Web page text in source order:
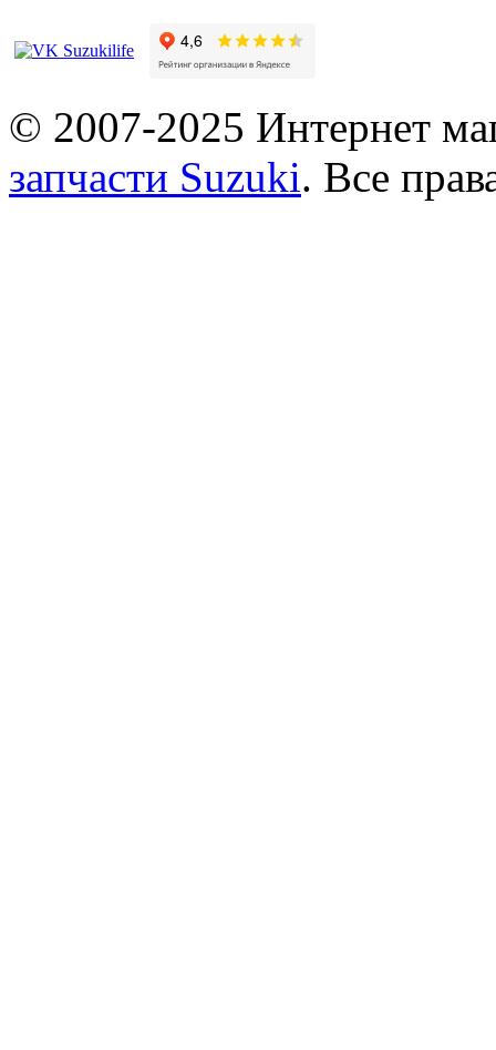
© 2007-2025 Интернет
запчасти Suzuki. Все